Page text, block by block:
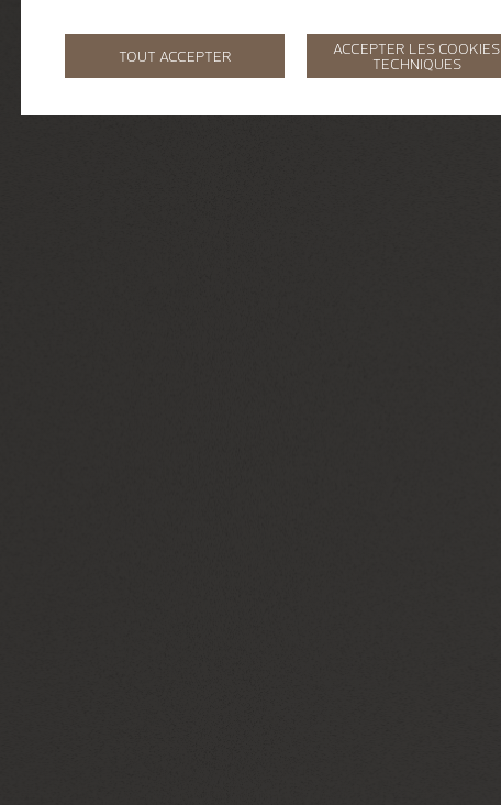
TOUT ACCEPTER ACCEPTER LES COOKIES
TECHNIQUES